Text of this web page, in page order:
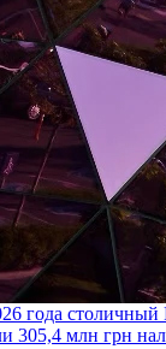
года
305,4 млн грн